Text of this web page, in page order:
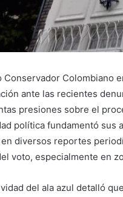
Conservador Colombiano
ante las recientes
presiones sobre el
política fundamentó sus
diversos reportes
voto, especialmente en
del ala azul detalló